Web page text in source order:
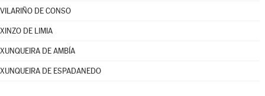
VILARIÑO DE CONSO
XINZO DE LIMIA
XUNQUEIRA DE AMBÍA
XUNQUEIRA DE ESPADANEDO